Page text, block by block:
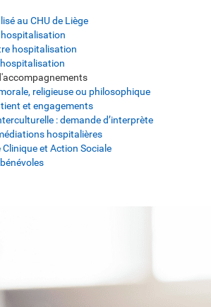
au CHU de Liège
hospitalisation
religieuse ou philosophique
et engagements
: demande d’interprète
hospitalières
et Action Sociale